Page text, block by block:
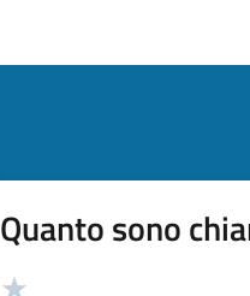
Quanto sono
Valutazione